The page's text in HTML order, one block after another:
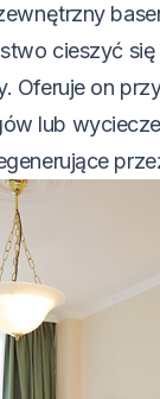
cieszyć
on
lub